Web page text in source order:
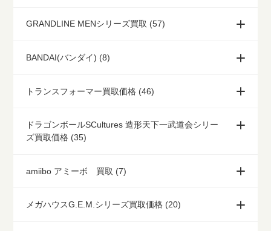
GRANDLINE MENシリーズ買取 (57)
BANDAI(バンダイ) (8)
トランスフォーマー買取価格 (46)
ドラゴンボールSCultures 造形天下一武道会シリー
ズ買取価格 (35)
amiibo アミーボ 買取 (7)
メガハウスG.E.M.シリーズ買取価格 (20)